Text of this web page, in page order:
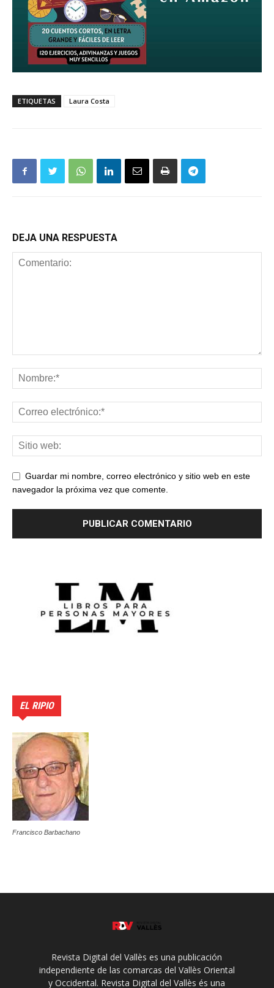
ETIQUETAS Laura Costa
DEJA UNA RESPUESTA
Guardar mi nombre, correo electrónico y sitio web en este
navegador la próxima vez que comente.
EL RIPIO
Francisco Barbachano
Revista Digital del Vallès es una publicación
independiente de las comarcas del Vallès Oriental
y Occidental. Revista Digital del Vallès és una